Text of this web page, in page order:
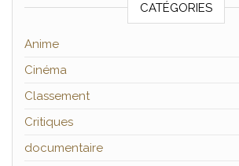
CATÉGORIES
Anime
Cinéma
Classement
Critiques
documentaire